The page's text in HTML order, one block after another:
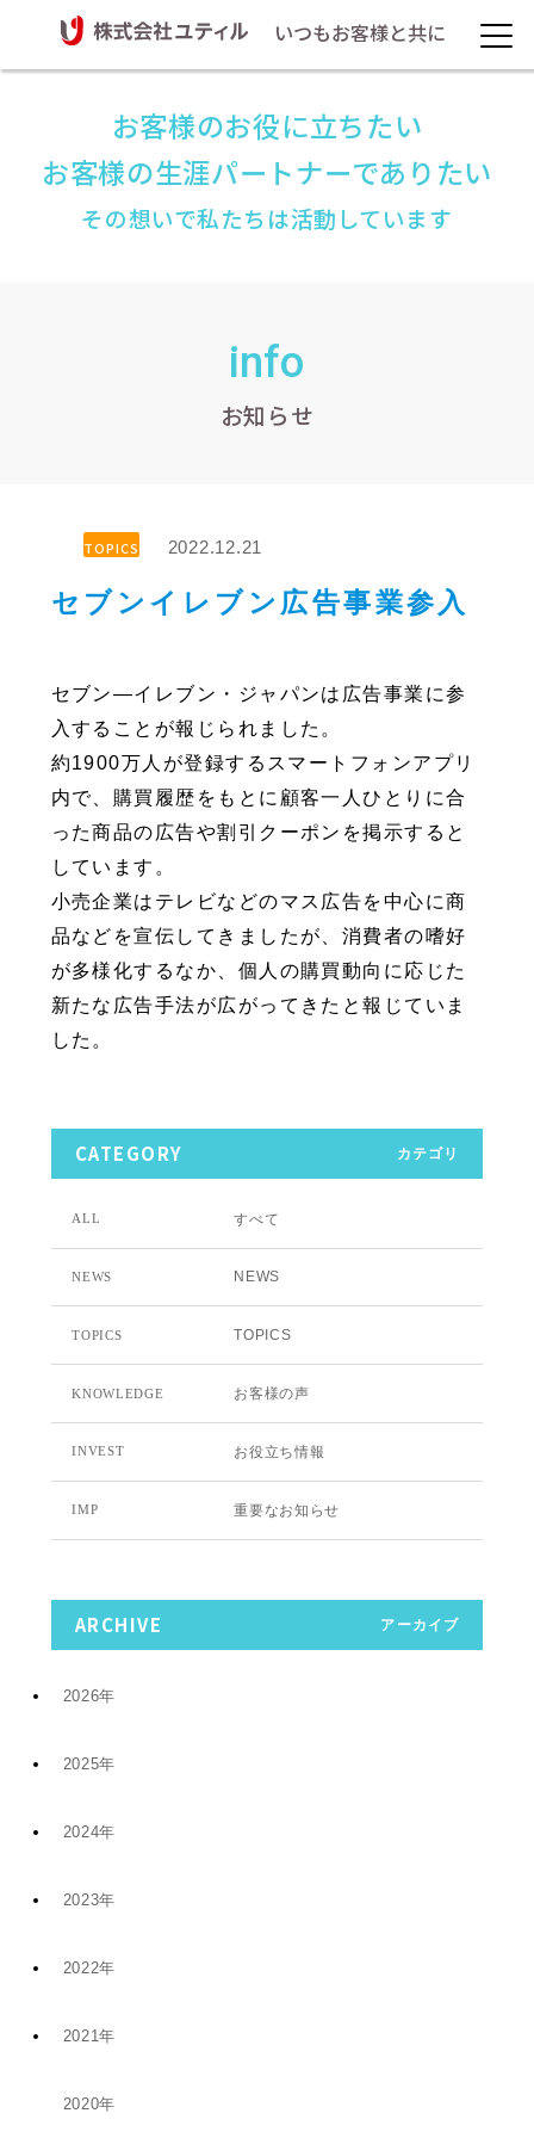
いつもお客様と共に
お客様のお役に立ちたい
お客様の生涯パートナーでありたい
その想いで私たちは活動しています
info
お知らせ
TOPICS 2022.12.21
セブンイレブン広告事業参入
セブン―イレブン・ジャパンは広告事業に参
入することが報じられました。
約1900万人が登録するスマートフォンアプリ
内で、購買履歴をもとに顧客一人ひとりに合
った商品の広告や割引クーポンを掲示すると
しています。
小売企業はテレビなどのマス広告を中心に商
品などを宣伝してきましたが、消費者の嗜好
が多様化するなか、個人の購買動向に応じた
新たな広告手法が広がってきたと報じていま
した。
CATEGORY カテゴリ
ALL すべて
NEWS NEWS
TOPICS TOPICS
KNOWLEDGE お客様の声
INVEST お役立ち情報
IMP 重要なお知らせ
ARCHIVE アーカイブ
2026年
7月 (9)
4月 (2)
1月 (4)
2025年
12月 (6)
11月 (5)
8月 (1)
6月 (1)
2024年
11月 (8)
5月 (4)
1月 (1)
2023年
10月 (2)
8月 (5)
5月 (5)
2022年
12月 (9)
11月 (19)
2021年
12月 (1)
2020年